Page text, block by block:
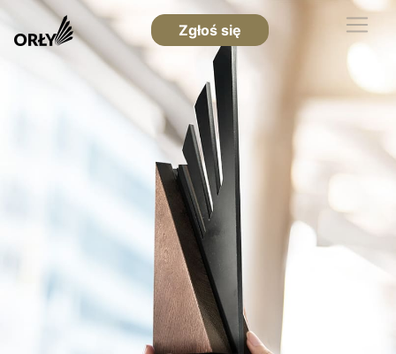
Zgłoś się